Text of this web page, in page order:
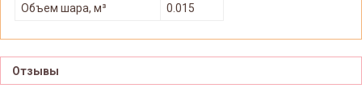
Объем шара, м³
0.015
Отзывы